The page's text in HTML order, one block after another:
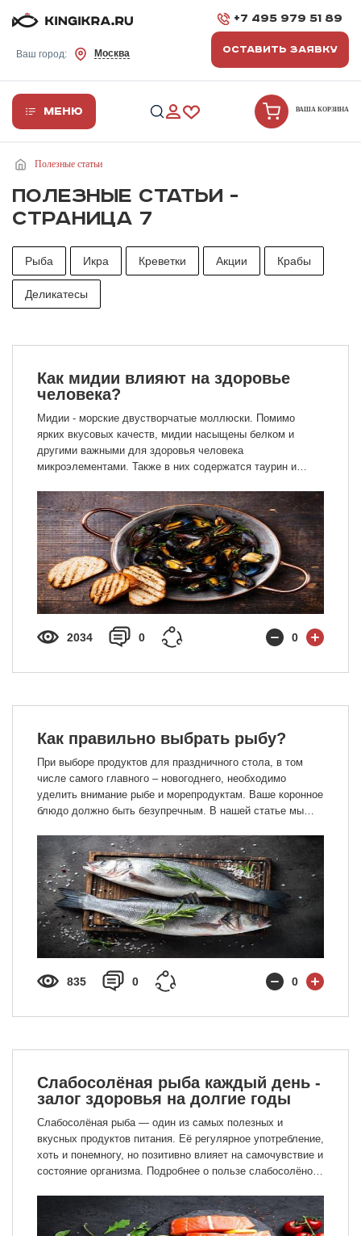
Ваш город: Москва
+7 495 979 51 89
ОСТАВИТЬ ЗАЯВКУ
Меню ВАША КОРЗИНА
Полезные статьи
ПОЛЕЗНЫЕ СТАТЬИ -
СТРАНИЦА 7
Рыба Икра Креветки Акции Крабы
Деликатесы
Как мидии влияют на здоровье
человека?
Мидии - морские двустворчатые моллюски. Помимо
ярких вкусовых качеств, мидии насыщены белком и
другими важными для здоровья человека
микроэлементами. Также в них содержатся таурин и
продуктом и благотворно влияют на метаболизм и обмен
веществ. Подробнее о пользе мидий в нашей статье!
2034 0 0
Как правильно выбрать рыбу?
При выборе продуктов для праздничного стола, в том
числе самого главного – новогоднего, необходимо
уделить внимание рыбе и морепродуктам. Ваше коронное
блюдо должно быть безупречным. В нашей статье мы
продукта, а также разберём частные случаи на примере:
дорадо и сибаса
835 0 0
Cлабосолёная рыба каждый день -
залог здоровья на долгие годы
Слабосолёная рыба — один из самых полезных и
вкусных продуктов питания. Её регулярное употребление,
хоть и понемногу, но позитивно влияет на самочувствие и
состояние организма. Подробнее о пользе слабосолёной